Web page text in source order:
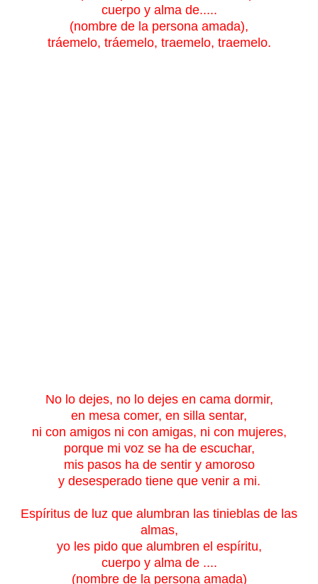
cuerpo y alma de.....
(nombre de la persona amada),
tráemelo, tráemelo, traemelo, traemelo.
No lo dejes, no lo dejes en cama dormir,
en mesa comer, en silla sentar,
ni con amigos ni con amigas, ni con mujeres,
porque mi voz se ha de escuchar,
mis pasos ha de sentir y amoroso
y desesperado tiene que venir a mi.
Espíritus de luz que alumbran las tinieblas de las
almas,
yo les pido que alumbren el espíritu,
cuerpo y alma de ....
(nombre de la persona amada)